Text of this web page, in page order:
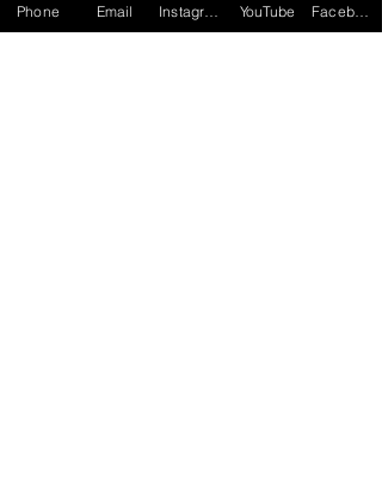
Yahooトラベル
Phone Email YouTube